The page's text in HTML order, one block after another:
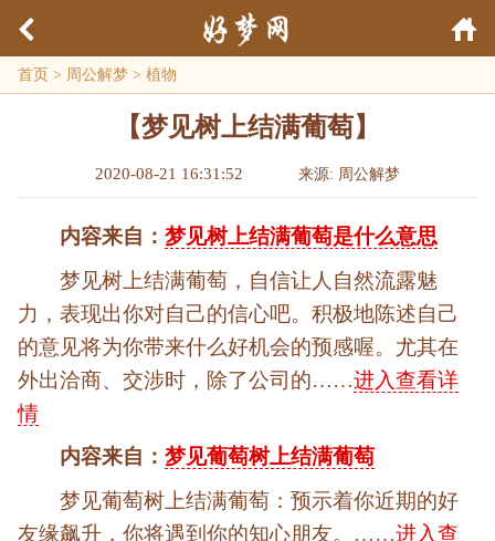
首页 > 周公解梦 > 植物
【梦见树上结满葡萄】
2020-08-21 16:31:52 来源: 周公解梦
内容来自：梦见树上结满葡萄是什么意思
梦见树上结满葡萄，自信让人自然流露魅
力，表现出你对自己的信心吧。积极地陈述自己
的意见将为你带来什么好机会的预感喔。尤其在
外出洽商、交涉时，除了公司的……进入查看详
情
内容来自：梦见葡萄树上结满葡萄
梦见葡萄树上结满葡萄：预示着你近期的好
友缘飙升，你将遇到你的知心朋友。……进入查